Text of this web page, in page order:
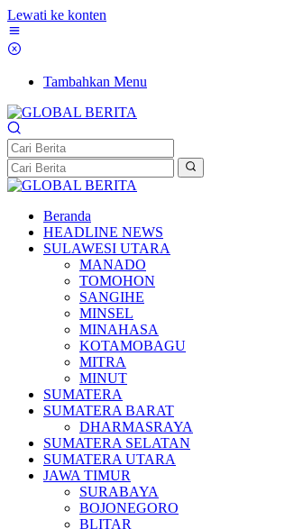
Lewati ke konten
Tambahkan Menu
Beranda
HEADLINE NEWS
SULAWESI UTARA
MANADO
TOMOHON
SANGIHE
MINSEL
MINAHASA
KOTAMOBAGU
MITRA
MINUT
SUMATERA
SUMATERA BARAT
DHARMASRAYA
SUMATERA SELATAN
SUMATERA UTARA
JAWA TIMUR
SURABAYA
BOJONEGORO
BLITAR